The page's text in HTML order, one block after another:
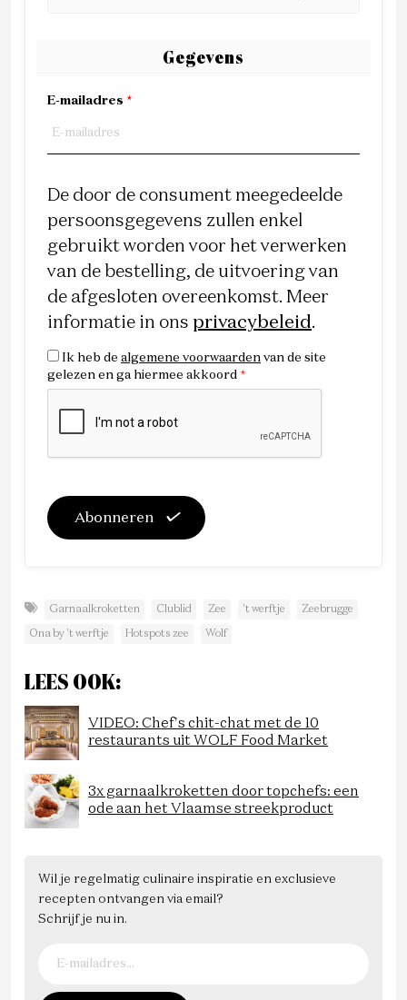
Gegevens
E-mailadres *
De door de consument meegedeelde
persoonsgegevens zullen enkel
gebruikt worden voor het verwerken
van de bestelling, de uitvoering van
de afgesloten overeenkomst. Meer
informatie in ons privacybeleid.
Ik heb de algemene voorwaarden van de site
gelezen en ga hiermee akkoord *
Abonneren
Garnaalkroketten Clublid Zee 't werftje Zeebrugge
Ona by 't werftje Hotspots zee Wolf
LEES OOK:
VIDEO: Chef's chit-chat met de 10
restaurants uit WOLF Food Market
3x garnaalkroketten door topchefs: een
ode aan het Vlaamse streekproduct
Wil je regelmatig culinaire inspiratie en exclusieve
recepten ontvangen via email?
Schrijf je nu in.